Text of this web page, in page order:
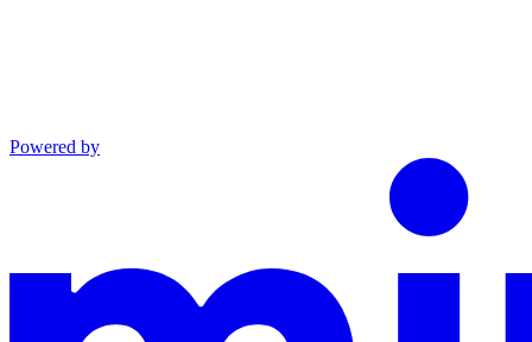
Powered by